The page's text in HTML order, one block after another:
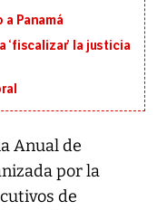
Panamá
‘fiscalizar’ la justicia
Anual de
por la
de